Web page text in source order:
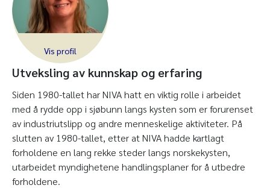
Utveksling av kunnskap og erfaring
Siden 1980-tallet har NIVA hatt en viktig rolle i arbeidet
med å rydde opp i sjøbunn langs kysten som er forurenset
av industriutslipp og andre menneskelige aktiviteter. På
slutten av 1980-tallet, etter at NIVA hadde kartlagt
forholdene en lang rekke steder langs norskekysten,
utarbeidet myndighetene handlingsplaner for å utbedre
forholdene.